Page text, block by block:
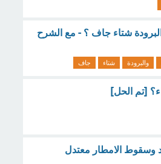
شتاء جاف ؟ - مع الشرح
والبرودة شتاء جاف
[تم الحل]
وسقوط الامطار معتدل